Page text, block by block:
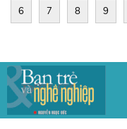
6 7 8 9